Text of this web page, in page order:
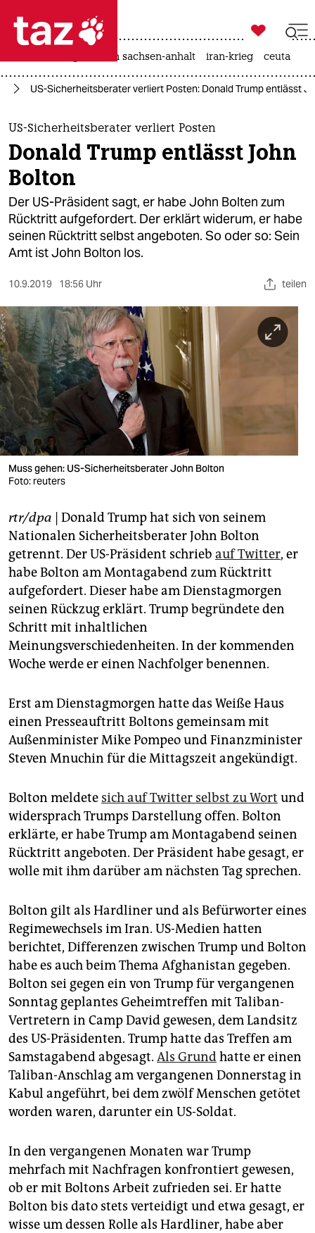
 taz zahl ich
taz zahl ich
themen
politik
öko
gesellschaft
kultur
sport
berlin
nord
wahrheit
verlag
verlag
veranstaltungen
fragen & hilfe
unterstützen
abo
genossenschaft
epaper login

taz zahl ich
landtagswahl in sachsen-anhalt iran-krieg ceuta
US-Sicherheitsberater verliert Posten: Donald Trump entlässt
US-Sicherheitsberater verliert Posten
Donald Trump entlässt John
Bolton
Der US-Präsident sagt, er habe John Bolten zum
Rücktritt aufgefordert. Der erklärt widerum, er habe
seinen Rücktritt selbst angeboten. So oder so: Sein
Amt ist John Bolton los.
10.9.2019 18:56 Uhr teilen
Muss gehen: US-Sicherheitsberater John Bolton
Foto: reuters
rtr/dpa | Donald Trump hat sich von seinem
Nationalen Sicherheitsberater John Bolton
getrennt. Der US-Präsident schrieb auf Twitter, er
habe Bolton am Montagabend zum Rücktritt
aufgefordert. Dieser habe am Dienstagmorgen
seinen Rückzug erklärt. Trump begründete den
Schritt mit inhaltlichen
Meinungsverschiedenheiten. In der kommenden
Woche werde er einen Nachfolger benennen.
Erst am Dienstagmorgen hatte das Weiße Haus
einen Presseauftritt Boltons gemeinsam mit
Außenminister Mike Pompeo und Finanzminister
Steven Mnuchin für die Mittagszeit angekündigt.
Bolton meldete sich auf Twitter selbst zu Wort und
widersprach Trumps Darstellung offen. Bolton
erklärte, er habe Trump am Montagabend seinen
Rücktritt angeboten. Der Präsident habe gesagt, er
wolle mit ihm darüber am nächsten Tag sprechen.
Bolton gilt als Hardliner und als Befürworter eines
Regimewechsels im Iran. US-Medien hatten
berichtet, Differenzen zwischen Trump und Bolton
habe es auch beim Thema Afghanistan gegeben.
Bolton sei gegen ein von Trump für vergangenen
Sonntag geplantes Geheimtreffen mit Taliban-
Vertretern in Camp David gewesen, dem Landsitz
des US-Präsidenten. Trump hatte das Treffen am
Samstagabend abgesagt. Als Grundhatte er einen
Taliban-Anschlag am vergangenen Donnerstag in
Kabul angeführt, bei dem zwölf Menschen getötet
worden waren, darunter ein US-Soldat.
In den vergangenen Monaten war Trump
mehrfach mit Nachfragen konfrontiert gewesen,
ob er mit Boltons Arbeit zufrieden sei. Er hatte
Bolton bis dato stets verteidigt und etwa gesagt, er
wisse um dessen Rolle als Hardliner, habe aber